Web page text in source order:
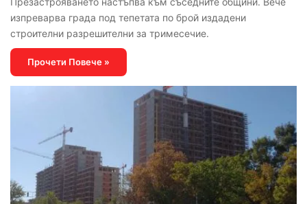
изпреварва града под тепетата по брой издадени
строителни разрешителни за тримесечие.
Прочети Повече »